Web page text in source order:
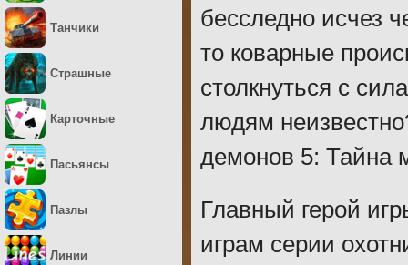
бесследно исчез
то коварные
столкнуться с
людям
демонов 5: Тайна
Главный герой
играм серии
Танчики
Страшные
Карточные
Пасьянсы
Пазлы
Линии